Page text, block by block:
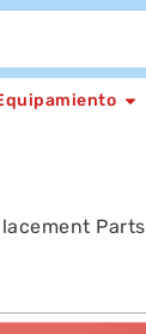
Parts